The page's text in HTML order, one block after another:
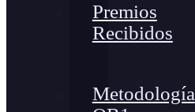
Premios
Recibidos
Metodología